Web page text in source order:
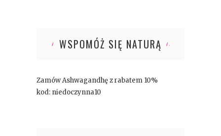
WSPOMÓŻ SIĘ NATURĄ
Zamów Ashwagandhę z rabatem 10%
kod: niedoczynna10